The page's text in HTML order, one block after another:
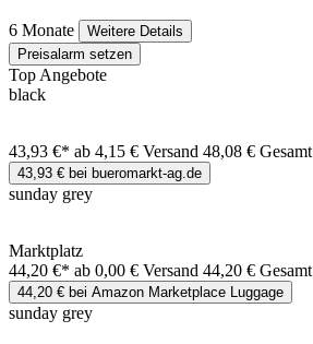
6 Monate
Weitere Details
Preisalarm setzen
Top Angebote
black
43,93 €* ab 4,15 € Versand 48,08 € Gesamt
43,93 € bei bueromarkt-ag.de
sunday grey
Marktplatz
44,20 €* ab 0,00 € Versand 44,20 € Gesamt
44,20 € bei Amazon Marketplace Luggage
sunday grey